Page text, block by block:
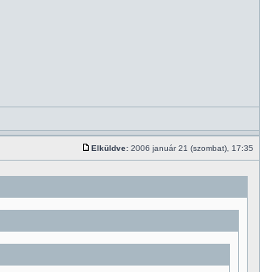
Elküldve: 2006 január 21 (szombat), 17:35